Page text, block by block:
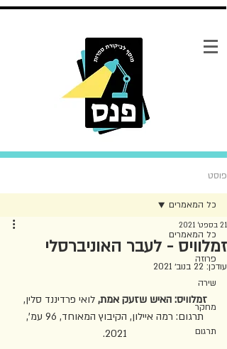
פוסט
כל המאמרים
פרוזה
שירה
מחקר
תרגום
כל המאמרים
זמלוויס - לעבר האוניברסלי
21 בספט׳ 2021
עודכן: 22 בנוב׳ 2021
זמלוויס: האיש שזעק אמת, לואי פרדיננד סלין,
תרגום: רמה איילון, הקיבוץ המאוחד, 96 עמ',
2021.